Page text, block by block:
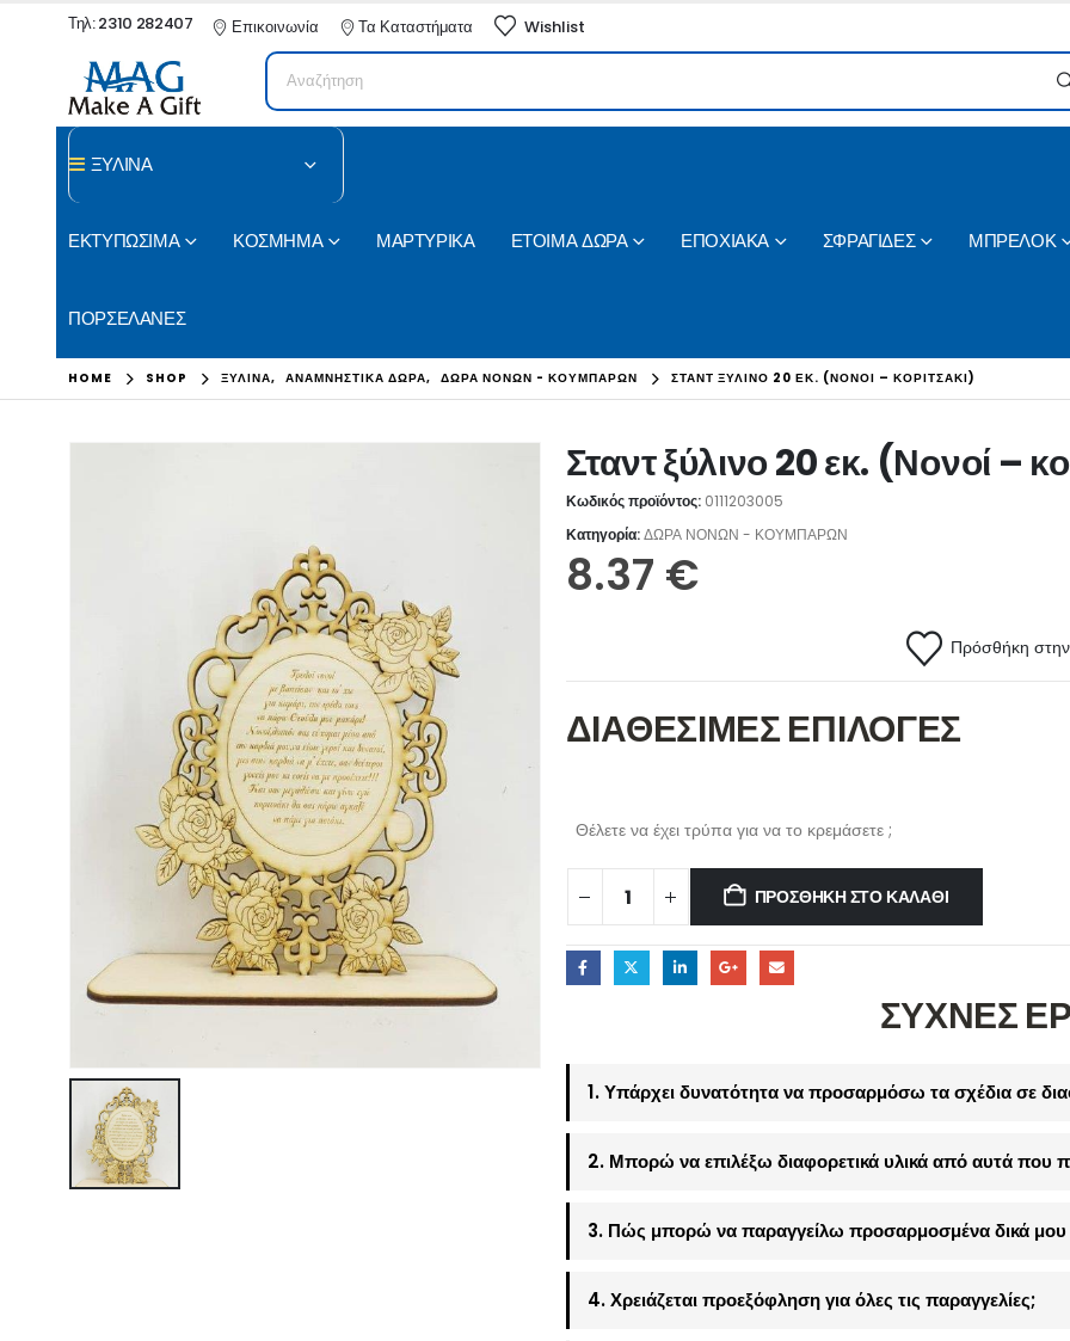
Τηλ: 2310 282407 Επικοινωνία Τα Καταστήματα Wishlist
ΞΥΛΙΝΑ
ΕΚΤΥΠΩΣΙΜΑ ΚΟΣΜΗΜΑ ΜΑΡΤΥΡΙΚΑ ΕΤΟΙΜΑ ΔΩΡΑ ΕΠΟΧΙΑΚΑ ΣΦΡΑΓΙΔΕΣ ΜΠΡΕΛΟΚ
ΠΟΡΣΕΛΑΝΕΣ
HOME SHOP ΞΥΛΙΝΑ, ΑΝΑΜΝΗΣΤΙΚΑ ΔΩΡΑ, ΔΩΡΑ ΝΟΝΩΝ - ΚΟΥΜΠΑΡΩΝ ΣΤΑΝΤ ΞΎΛΙΝΟ 20 ΕΚ. (ΝΟΝΟΊ – ΚΟΡΙΤΣΆΚΙ)
Σταντ ξύλινο 20 εκ. (Νονοί –
Κωδικός προϊόντος: 0111203005
Κατηγορία:ΔΩΡΑ ΝΟΝΩΝ - ΚΟΥΜΠΑΡΩΝ
8.37 €
Πρόσθήκη στην
ΔΙΑΘΕΣΙΜΕΣ ΕΠΙΛΟΓΕΣ
Θέλετε να έχει τρύπα για να το κρεμάσετε ;
ΠΡΟΣΘΉΚΗ ΣΤΟ ΚΑΛΆΘΙ
ΣΥΧΝΕΣ
1. Υπάρχει δυνατότητα να προσαρμόσω τα σχέδια σε
2. Μπορώ να επιλέξω διαφορετικά υλικά από αυτά που
3. Πώς μπορώ να παραγγείλω προσαρμοσμένα δικά μου
4. Χρειάζεται προεξόφληση για όλες τις παραγγελίες;